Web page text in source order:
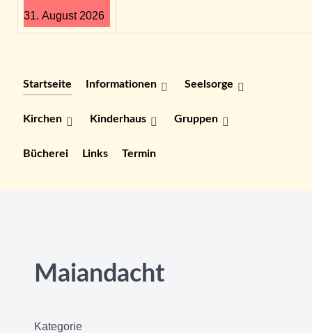
31. August 2026
Startseite Informationen Seelsorge
Kirchen Kinderhaus Gruppen
Bücherei Links Termin
Maiandacht
Kategorie